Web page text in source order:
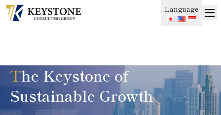
Language
The Keystone of
Sustainable Growth